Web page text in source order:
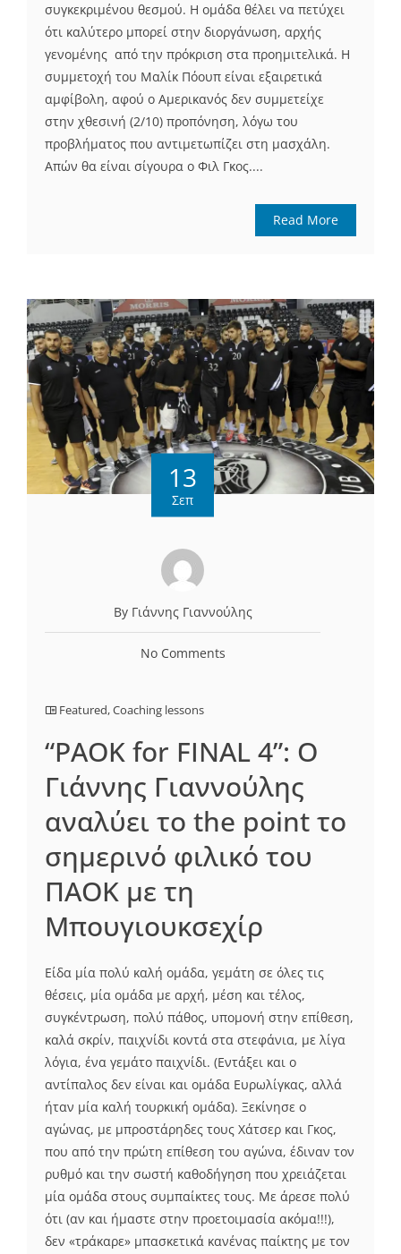
συγκεκριμένου θεσμού. Η ομάδα θέλει να πετύχει
ότι καλύτερο μπορεί στην διοργάνωση, αρχής
γενομένης από την πρόκριση στα προημιτελικά. Η
συμμετοχή του Μαλίκ Πόουπ είναι εξαιρετικά
αμφίβολη, αφού ο Αμερικανός δεν συμμετείχε
στην χθεσινή (2/10) προπόνηση, λόγω του
προβλήματος που αντιμετωπίζει στη μασχάλη.
Απών θα είναι σίγουρα ο Φιλ Γκος....
Read More
13
Σεπ
By Γιάννης Γιαννούλης
No Comments
Featured,Coaching lessons
“PAOK for FINAL 4”: Ο
Γιάννης Γιαννούλης
αναλύει το the point το
σημερινό φιλικό του
ΠΑΟΚ με τη
Μπουγιουκσεχίρ
Είδα μία πολύ καλή ομάδα, γεμάτη σε όλες τις
θέσεις, μία ομάδα με αρχή, μέση και τέλος,
συγκέντρωση, πολύ πάθος, υπομονή στην επίθεση,
καλά σκρίν, παιχνίδι κοντά στα στεφάνια, με λίγα
λόγια, ένα γεμάτο παιχνίδι. (Εντάξει και ο
αντίπαλος δεν είναι και ομάδα Ευρωλίγκας, αλλά
ήταν μία καλή τουρκική ομάδα). Ξεκίνησε ο
αγώνας, με μπροστάρηδες τους Χάτσερ και Γκος,
που από την πρώτη επίθεση του αγώνα, έδιναν τον
ρυθμό και την σωστή καθοδήγηση που χρειάζεται
μία ομάδα στους συμπαίκτες τους. Με άρεσε πολύ
ότι (αν και ήμαστε στην προετοιμασία ακόμα!!!),
δεν «τράκαρε» μπασκετικά κανένας παίκτης με τον